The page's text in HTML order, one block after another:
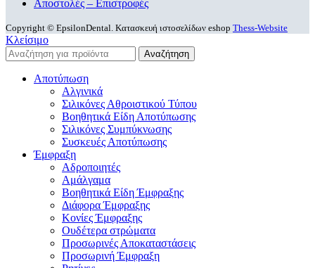
Αποστολές – Επιστροφές
Copyright © EpsilonDental. Κατασκευή ιστοσελίδων eshop Thess-Website
Κλείσιμο
Αναζήτηση
Αποτύπωση
Αλγινικά
Σιλικόνες Αθροιστικού Τύπου
Βοηθητικά Είδη Αποτύπωσης
Σιλικόνες Συμπύκνωσης
Συσκευές Αποτύπωσης
Έμφραξη
Αδροποιητές
Αμάλγαμα
Βοηθητικά Είδη Έμφραξης
Διάφορα Έμφραξης
Κονίες Έμφραξης
Ουδέτερα στρώματα
Προσωρινές Αποκαταστάσεις
Προσωρινή Έμφραξη